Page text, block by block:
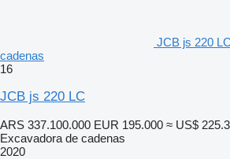
JCB js 220
cadenas
16
JCB js 220 LC
ARS 337.100.000 EUR 195.000 ≈ US$
Excavadora de cadenas
2020